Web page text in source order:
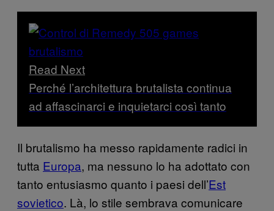
Read Next
Perché l’architettura brutalista continua
ad affascinarci e inquietarci così tanto
Il brutalismo ha messo rapidamente radici in
tutta Europa, ma nessuno lo ha adottato con
tanto entusiasmo quanto i paesi dell’Est
sovietico. Là, lo stile sembrava comunicare